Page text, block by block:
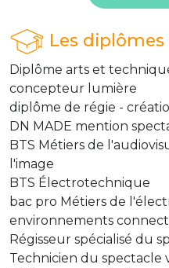
Les
Diplôme arts et
concepteur lumière
diplôme de régie -
DN MADE mention
BTS Métiers de
l'image
BTS Électrotechnique
bac pro Métiers de
environnements
Régisseur spécialisé du
Technicien du spectacle